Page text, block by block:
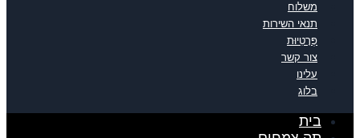
משלוח
תנאי השירות
פְּרָטִיוּת
צור קשר
עלינו
בלוג
בית